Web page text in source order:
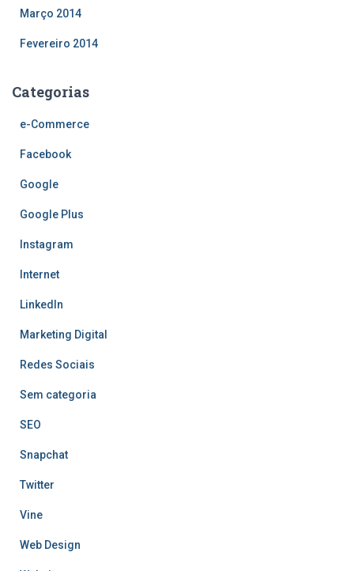
Março 2014
Fevereiro 2014
Categorias
e-Commerce
Facebook
Google
Google Plus
Instagram
Internet
LinkedIn
Marketing Digital
Redes Sociais
Sem categoria
SEO
Snapchat
Twitter
Vine
Web Design